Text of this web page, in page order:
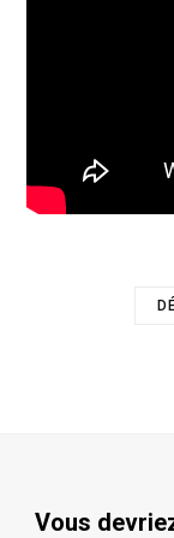
Vous